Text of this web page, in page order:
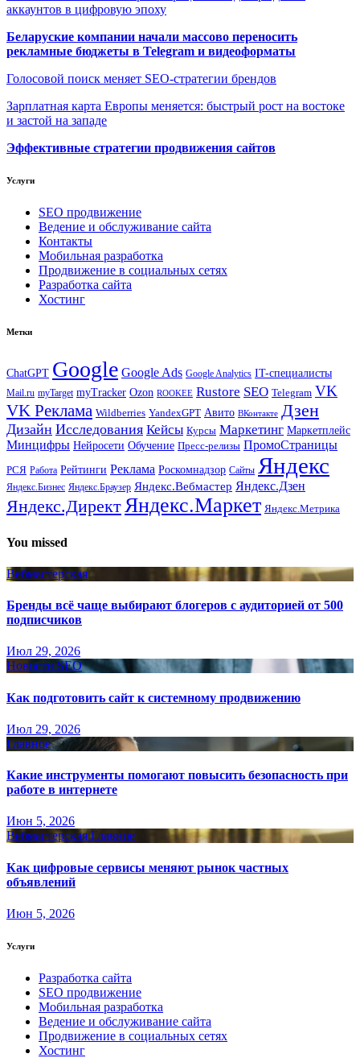
аккаунтов в цифровую эпоху
Беларуские компании начали массово переносить
рекламные бюджеты в Telegram и видеоформаты
Голосовой поиск меняет SEO-стратегии брендов
Зарплатная карта Европы меняется: быстрый рост на востоке
и застой на западе
Эффективные стратегии продвижения сайтов
Услуги
SEO продвижение
Ведение и обслуживание сайта
Контакты
Мобильная разработка
Продвижение в социальных сетях
Разработка сайта
Хостинг
Метки
ChatGPT Google Google Ads Google Analytics IT-специалисты
Mail.ru myTarget myTracker Ozon ROOKEE Rustore SEO Telegram VK
VK Реклама Wildberries YandexGPT Авито ВКонтакте Дзен
Дизайн Исследования Кейсы Курсы Маркетинг Маркетплейс
Минцифры Нейросети Обучение Пресс-релизы ПромоСтраницы
РСЯ Работа Рейтинги Реклама Роскомнадзор Сайты Яндекс
Яндекс.Бизнес Яндекс.Браузер Яндекс.Вебмастер Яндекс.Дзен
Яндекс.ДиректЯндекс.Маркет Яндекс.Метрика
You missed
Вебмастерская
Бренды всё чаще выбирают блогеров с аудиторией от 500
подписчиков
Июл 29, 2026
Новости SEO
Как подготовить сайт к системному продвижению
Июл 29, 2026
Главное
Какие инструменты помогают повысить безопасность при
работе в интернете
Июн 5, 2026
Вебмастерская Главное
Как цифровые сервисы меняют рынок частных
объявлений
Июн 5, 2026
Услуги
Разработка сайта
SEO продвижение
Мобильная разработка
Ведение и обслуживание сайта
Продвижение в социальных сетях
Хостинг